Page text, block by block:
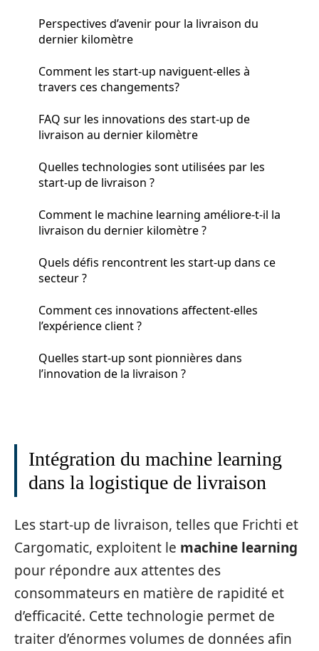
Perspectives d’avenir pour la livraison du
dernier kilomètre
Comment les start-up naviguent-elles à
travers ces changements?
FAQ sur les innovations des start-up de
livraison au dernier kilomètre
Quelles technologies sont utilisées par les
start-up de livraison ?
Comment le machine learning améliore-t-il la
livraison du dernier kilomètre ?
Quels défis rencontrent les start-up dans ce
secteur ?
Comment ces innovations affectent-elles
l’expérience client ?
Quelles start-up sont pionnières dans
l’innovation de la livraison ?
Intégration du machine learning
dans la logistique de livraison
Les start-up de livraison, telles que Frichti et
Cargomatic, exploitent le machine learning
pour répondre aux attentes des
consommateurs en matière de rapidité et
d’efficacité. Cette technologie permet de
traiter d’énormes volumes de données afin